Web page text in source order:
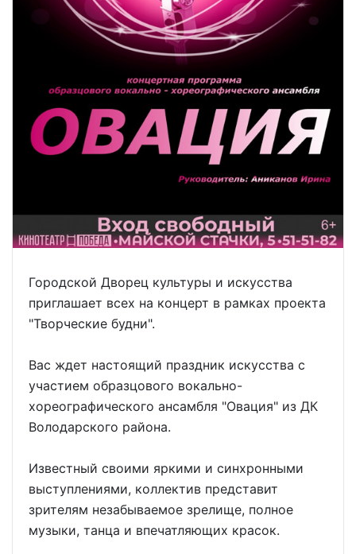
Городской Дворец культуры и искусства
приглашает всех на концерт в рамках проекта
"Творческие будни".
Вас ждет настоящий праздник искусства с
участием образцового вокально-
хореографического ансамбля "Овация" из ДК
Володарского района.
Известный своими яркими и синхронными
выступлениями, коллектив представит
зрителям незабываемое зрелище, полное
музыки, танца и впечатляющих красок.